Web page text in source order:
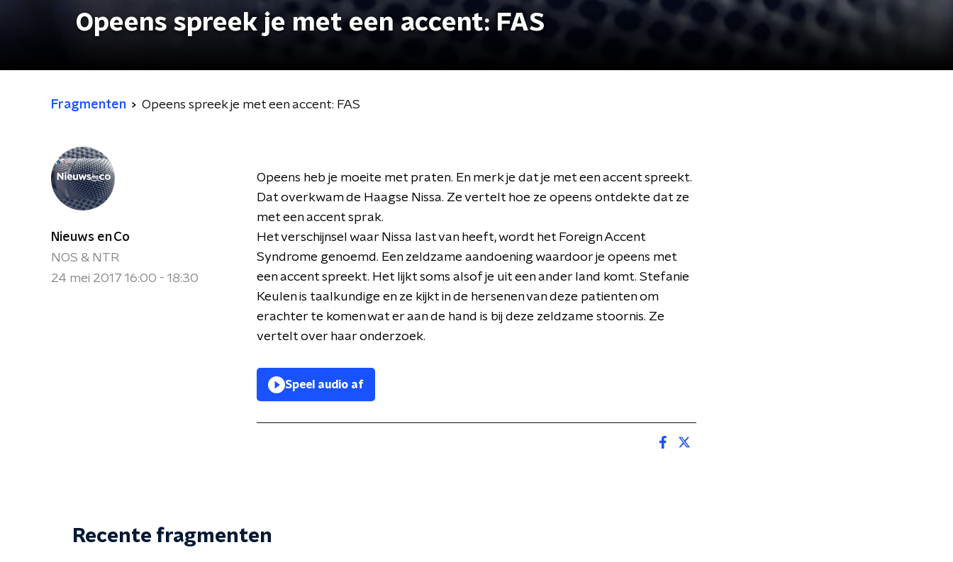
Opeens spreek je met een accent: FAS
Fragmenten Opeens spreek je met een accent: FAS
Nieuws en Co
NOS & NTR
24 mei 2017 16:00 - 18:30
Opeens heb je moeite met praten. En merk je dat je met een accent spreekt.
Dat overkwam de Haagse Nissa. Ze vertelt hoe ze opeens ontdekte dat ze
met een accent sprak.
Het verschijnsel waar Nissa last van heeft, wordt het Foreign Accent
Syndrome genoemd. Een zeldzame aandoening waardoor je opeens met
een accent spreekt. Het lijkt soms alsof je uit een ander land komt. Stefanie
Keulen is taalkundige en ze kijkt in de hersenen van deze patienten om
erachter te komen wat er aan de hand is bij deze zeldzame stoornis. Ze
vertelt over haar onderzoek.
Speel audio af
Recente fragmenten